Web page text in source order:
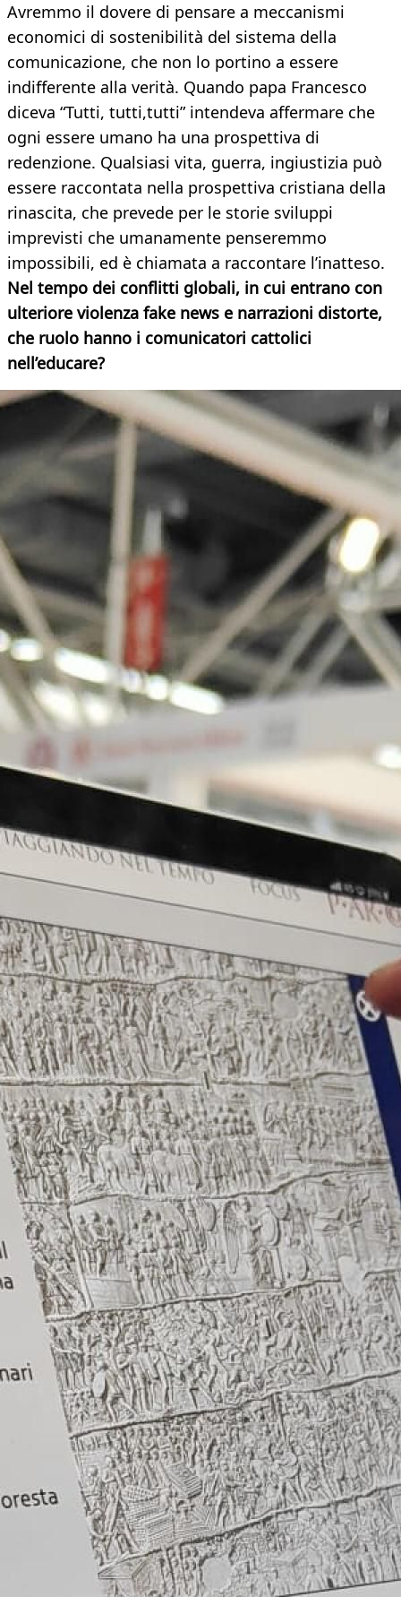
Avremmo il dovere di pensare a meccanismi
economici di sostenibilità del sistema della
comunicazione, che non lo portino a essere
indifferente alla verità. Quando papa Francesco
diceva “Tutti, tutti,tutti” intendeva affermare che
ogni essere umano ha una prospettiva di
redenzione. Qualsiasi vita, guerra, ingiustizia può
essere raccontata nella prospettiva cristiana della
rinascita, che prevede per le storie sviluppi
imprevisti che umanamente penseremmo
impossibili, ed è chiamata a raccontare l’inatteso.
Nel tempo dei conflitti globali, in cui entrano con
ulteriore violenza fake news e narrazioni distorte,
che ruolo hanno i comunicatori cattolici
nell’educare?